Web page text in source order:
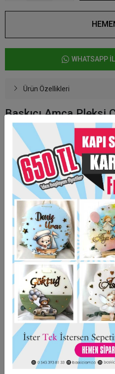
WHATSAPP
Ürün Özellikleri
Baskıcı Amca
Zemin beyaz ahşaptır.
Arkası mıknatıslıdır.
Üzerine gold yada gümüş olarak
Farklı Çiçek renkleri için lütfen güncel
Minimum 20 adet sipariş alınmaktadır.
Ürün tek tek poşetleme
Taksit Seçenekleri
Garanti Ve Teslimat
Hızlı Gönderi Güvenli
Bu ürün için henüz